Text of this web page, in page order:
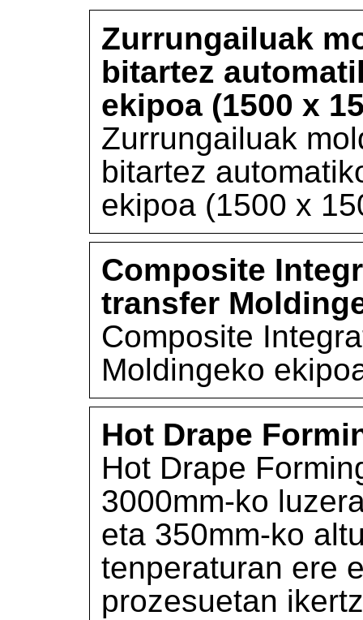
Zurrungailuak
bitartez
ekipoa (1500 x
Zurrungailuak
bitartez
ekipoa (1500 x
Composite
transfer
Composite
Moldingeko
Hot Drape
Hot Drape
3000mm-ko
eta 350mm-ko
tenperaturan ere
prozesuetan